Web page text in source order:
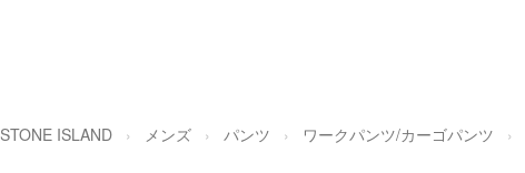
STONE ISLAND メンズ パンツ ワークパンツ/カーゴパンツ